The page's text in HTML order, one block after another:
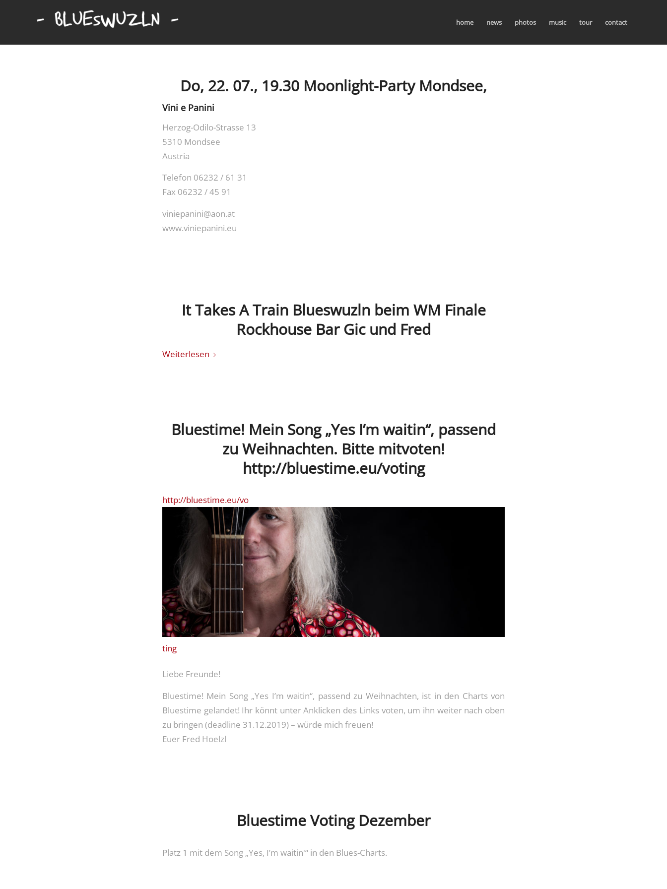
home news photos music tour contact
Do, 22. 07., 19.30 Moonlight-Party Mondsee,
Vini e Panini
Herzog-Odilo-Strasse 13
5310 Mondsee
Austria
Telefon 06232 / 61 31
Fax 06232 / 45 91
viniepanini@aon.at
www.viniepanini.eu
It Takes A Train Blueswuzln beim WM Finale
Rockhouse Bar Gic und Fred
Weiterlesen
Bluestime! Mein Song „Yes I’m waitin“, passend
zu Weihnachten. Bitte mitvoten!
http://bluestime.eu/voting
http://bluestime.eu/vo
ting
Liebe Freunde!
Bluestime! Mein Song „Yes I’m waitin“, passend zu Weihnachten, ist in den Charts von
Bluestime gelandet! Ihr könnt unter Anklicken des Links voten, um ihn weiter nach oben
zu bringen (deadline 31.12.2019) – würde mich freuen!
Euer Fred Hoelzl
Bluestime Voting Dezember
Platz 1 mit dem Song „Yes, I’m waitin'“ in den Blues-Charts.